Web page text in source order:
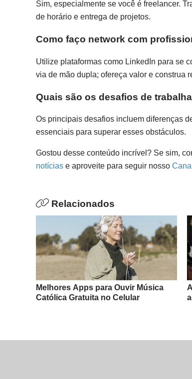
Sim, especialmente se você é freelancer.
de horário e entrega de projetos.
Como faço network com
Utilize plataformas como LinkedIn para se
via de mão dupla; ofereça valor e construa
Quais são os desafios de
Os principais desafios incluem diferenças
essenciais para superar esses obstáculos.
Gostou desse conteúdo incrível? Se sim,
notícias e aproveite para seguir nosso
Relacionados
Melhores Apps para Ouvir Música
Católica Gratuita no Celular